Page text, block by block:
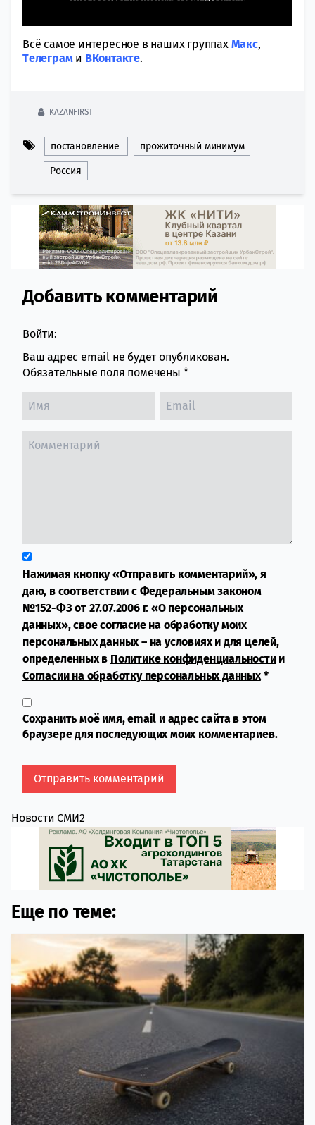
Всё самое интересное в наших группах Макс,
Tелеграми ВКонтакте.
KAZANFIRST
постановление прожиточный минимум
Россия
Comment section
Добавить комментарий
Войти:
Ваш адрес email не будет опубликован.
Обязательные поля помечены *
Нажимая кнопку «Отправить комментарий», я
даю, в соответствии с Федеральным законом
№152-ФЗ от 27.07.2006 г. «О персональных
данных», свое согласие на обработку моих
персональных данных – на условиях и для целей,
определенных в Политике конфиденциальностии
Согласии на обработку персональных данных*
Сохранить моё имя, email и адрес сайта в этом
браузере для последующих моих комментариев.
Новости СМИ2
Еще по теме: